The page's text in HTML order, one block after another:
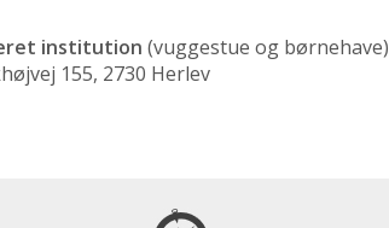
institution (vuggestue og børnehave)
155, 2730 Herlev